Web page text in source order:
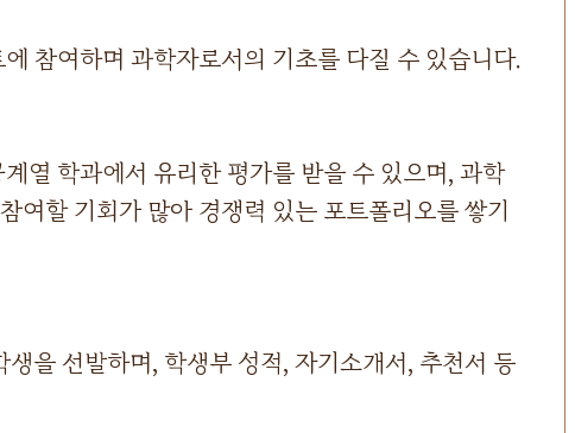
참여하며 과학자로서의 기초를 다질 수 있습니다.
열 학과에서 유리한 평가를 받을 수 있으며, 과학
여할 기회가 많아 경쟁력 있는 포트폴리오를 쌓기
을 선발하며, 학생부 성적, 자기소개서, 추천서 등